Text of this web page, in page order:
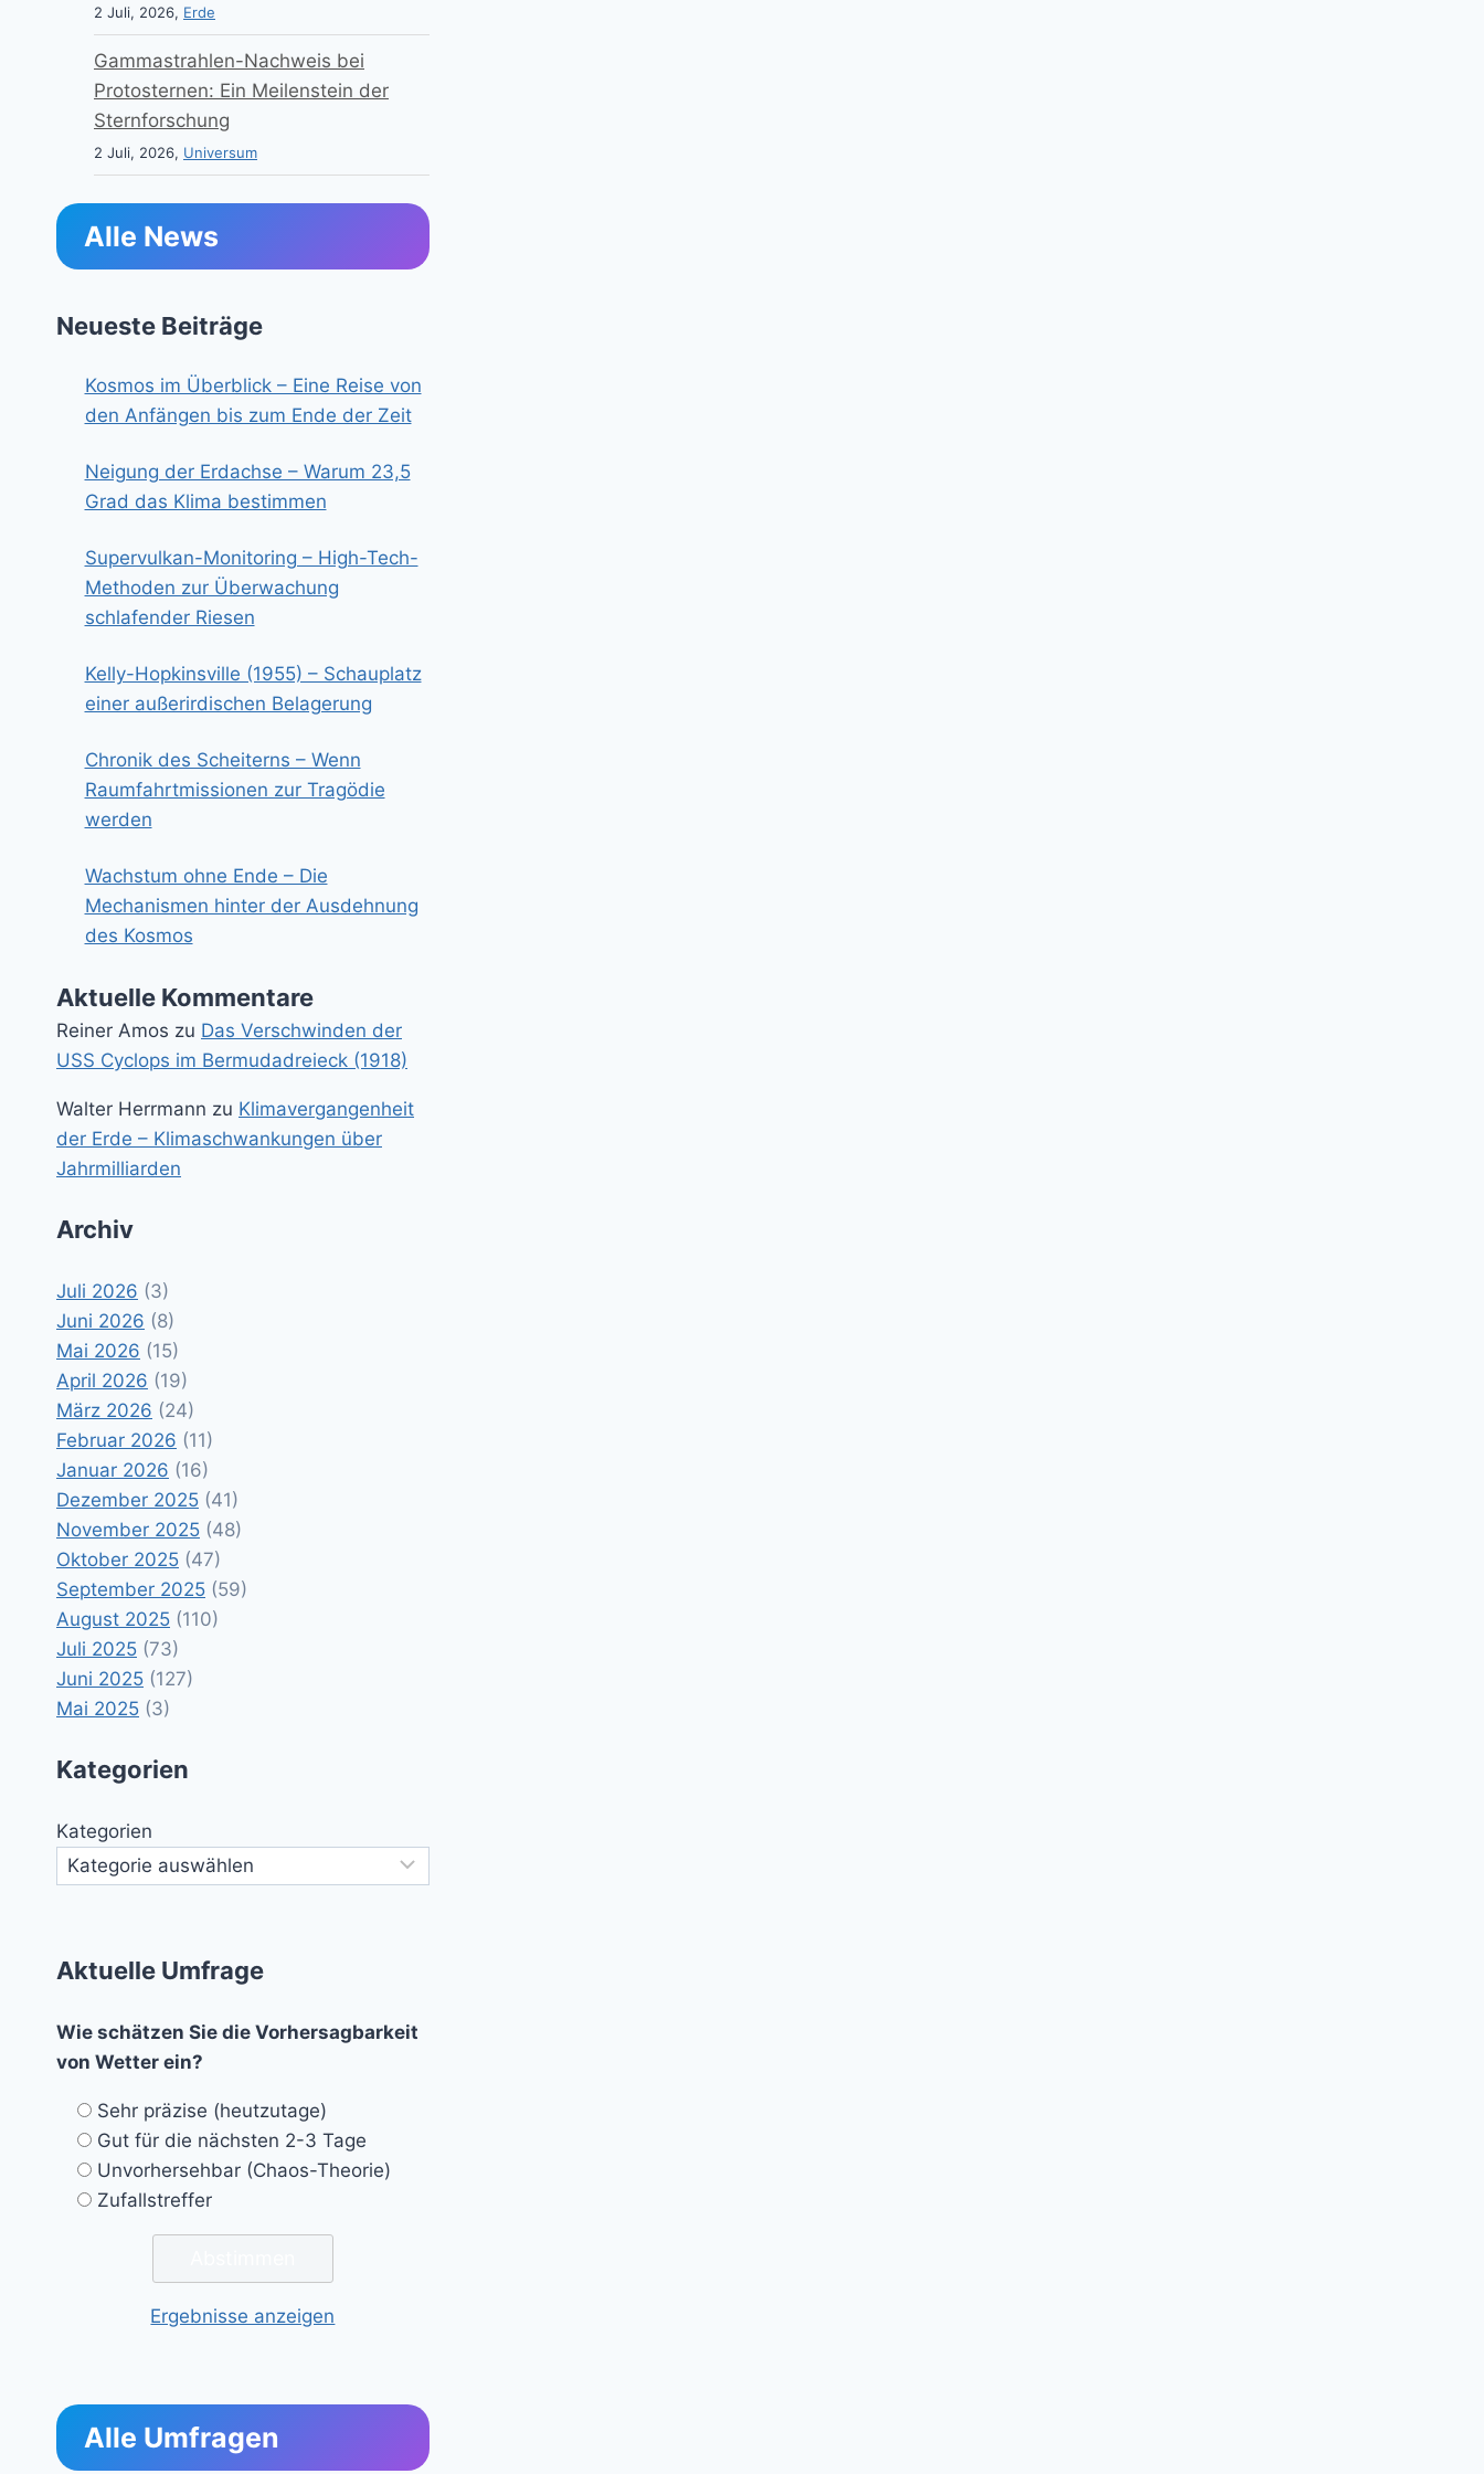
2 Juli, 2026, Erde
Gammastrahlen-Nachweis bei
Protosternen: Ein Meilenstein der
Sternforschung
2 Juli, 2026, Universum
Alle News
Neueste Beiträge
Kosmos im Überblick – Eine Reise von
den Anfängen bis zum Ende der Zeit
Neigung der Erdachse – Warum 23,5
Grad das Klima bestimmen
Supervulkan-Monitoring – High-Tech-
Methoden zur Überwachung
schlafender Riesen
Kelly-Hopkinsville (1955) – Schauplatz
einer außerirdischen Belagerung
Chronik des Scheiterns – Wenn
Raumfahrtmissionen zur Tragödie
werden
Wachstum ohne Ende – Die
Mechanismen hinter der Ausdehnung
des Kosmos
Aktuelle Kommentare
Reiner Amos zu Das Verschwinden der
USS Cyclops im Bermudadreieck (1918)
Walter Herrmann zu Klimavergangenheit
der Erde – Klimaschwankungen über
Jahrmilliarden
Archiv
Juli 2026 (3)
Juni 2026 (8)
Mai 2026 (15)
April 2026 (19)
März 2026 (24)
Februar 2026 (11)
Januar 2026 (16)
Dezember 2025 (41)
November 2025 (48)
Oktober 2025 (47)
September 2025 (59)
August 2025 (110)
Juli 2025 (73)
Juni 2025 (127)
Mai 2025 (3)
Kategorien
Kategorien
Aktuelle Umfrage
Wie schätzen Sie die Vorhersagbarkeit
von Wetter ein?
Sehr präzise (heutzutage)
Gut für die nächsten 2-3 Tage
Unvorhersehbar (Chaos-Theorie)
Zufallstreffer
Ergebnisse anzeigen
Alle Umfragen